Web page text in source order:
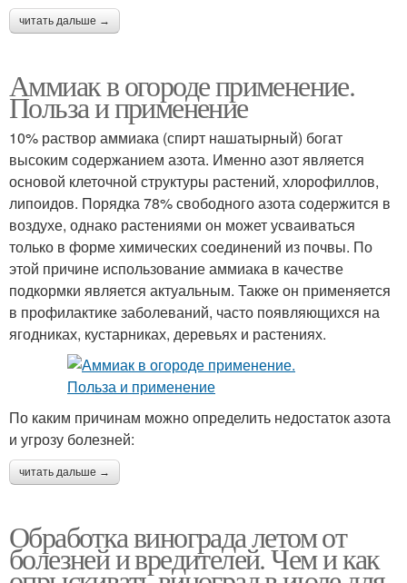
читать дальше →
Аммиак в огороде применение.
Польза и применение
10% раствор аммиака (спирт нашатырный) богат
высоким содержанием азота. Именно азот является
основой клеточной структуры растений, хлорофиллов,
липоидов. Порядка 78% свободного азота содержится в
воздухе, однако растениями он может усваиваться
только в форме химических соединений из почвы. По
этой причине использование аммиака в качестве
подкормки является актуальным. Также он применяется
в профилактике заболеваний, часто появляющихся на
ягодниках, кустарниках, деревьях и растениях.
По каким причинам можно определить недостаток азота
и угрозу болезней:
читать дальше →
Обработка винограда летом от
болезней и вредителей. Чем и как